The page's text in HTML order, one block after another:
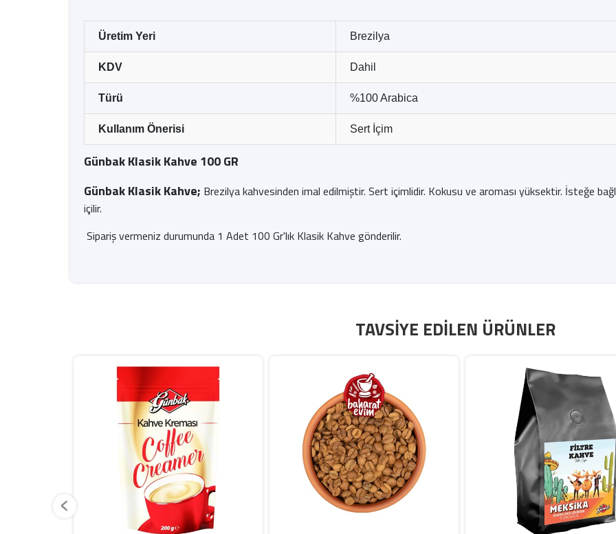
Üretim Yeri Brezilya
KDV Dahil
Türü %100 Arabica
Kullanım Önerisi Sert İçim
Günbak Klasik Kahve 100 GR
Günbak Klasik Kahve; Brezilya kahvesinden imal edilmiştir. Sert içimlidir. Kokusu ve aroması yüksektir. İsteğe
içilir.
Sipariş vermeniz durumunda 1 Adet 100 Gr'lık Klasik Kahve gönderilir.
TAVSIYE EDILEN ÜRÜNLER
‹